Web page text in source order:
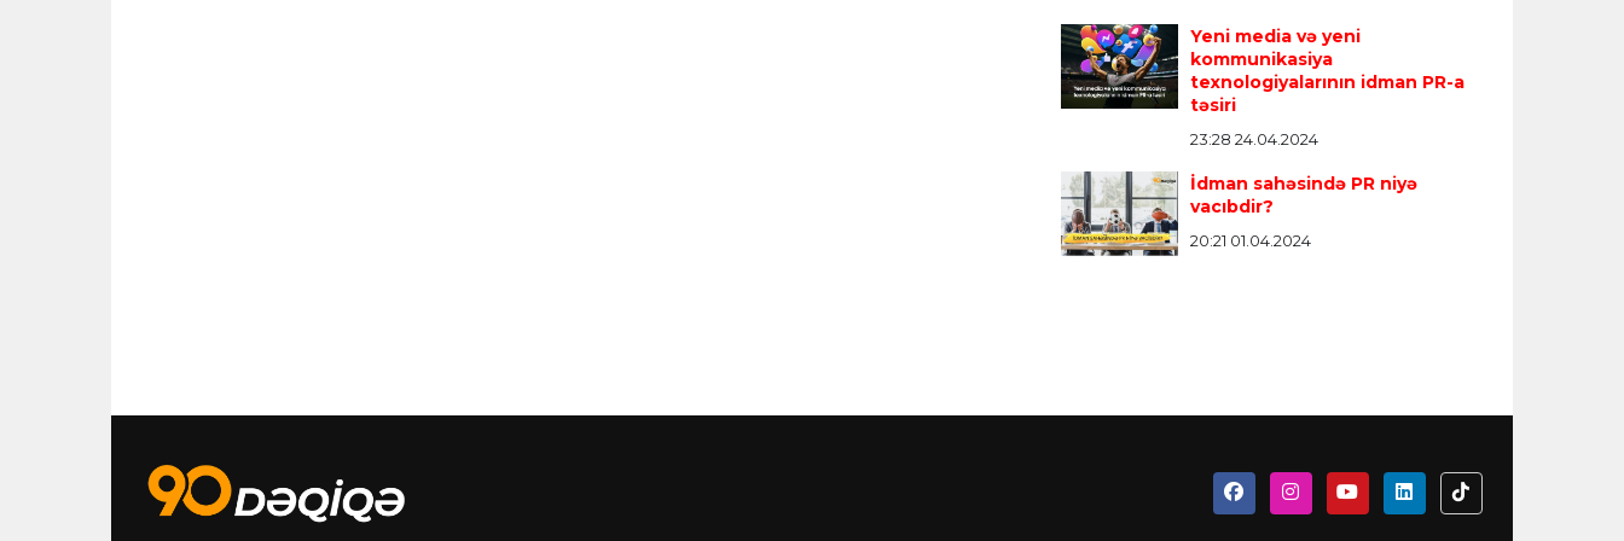
Yeni media və yeni
kommunikasiya
texnologiyalarının idman PR-a
təsiri
23:28 24.04.2024
İdman sahəsində PR niyə
vacıbdir?
20:21 01.04.2024